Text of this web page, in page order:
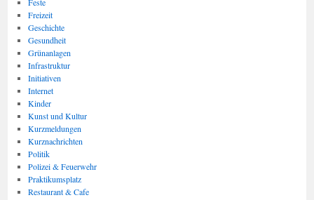
Feste
Freizeit
Geschichte
Gesundheit
Grünanlagen
Infrastruktur
Initiativen
Internet
Kinder
Kunst und Kultur
Kurzmeldungen
Kurznachrichten
Politik
Polizei & Feuerwehr
Praktikumsplatz
Restaurant & Cafe